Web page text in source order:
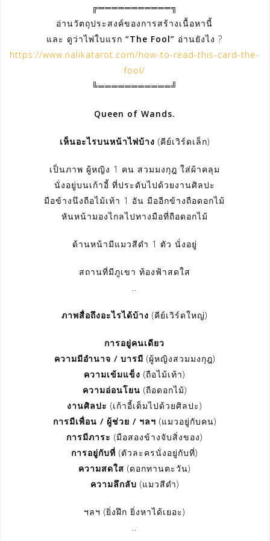
╔═══════════╗
อ่านวัตถุประสงค์ของการสร้างเนื้อหานี้
และ ดูว่าไพ่ใบแรก “The Fool” อ่านยังไง ?
https://www.nalikatarot.com/how-to-read-this-card-the-
fool/
╚═══════════╝
Queen of Wands.
เห็นอะไรบนหน้าไพ่บ้าง (คีย์เวิร์ดเล็ก)
เป็นภาพ ผู้หญิง 1 คน สวมมงกุฎ ใส่ผ้าคลุม
นั่งอยู่บนเก้าอี้ ที่ประดับไปด้วยงานศิลปะ
มือข้างนึงถือไม้เท้า 1 อัน มืออีกข้างถือดอกไม้
หันหน้ามองไกลไปทางมือที่ถือดอกไม้
ด้านหน้ามีแมวสีดำ 1 ตัว นั่งอยู่
สถานที่มีภูเขา ท้องฟ้าสดใส
ภาพสื่อถึงอะไรได้บ้าง (คีย์เวิร์ดใหญ่)
การอยู่คนเดียว
ความมีอำนาจ / บารมี (ผู้หญิงสวมมงกุฎ)
ความเข้มแข็ง (ถือไม้เท้า)
ความอ่อนโยน (ถือดอกไม้)
งานศิลปะ (เก้าอี้เต็มไปด้วยศิลปะ)
การมีเพื่อน / ผู้ช่วย / ฯลฯ (แมวอยู่กับคน)
การมีภาระ (มือสองข้างจับสิ่งของ)
การอยู่กับที่ (ตัวละครนั่งอยู่กับที่)
ความสดใส (ดอกทานตะวัน)
ความลึกลับ (แมวสีดำ)
ฯลฯ (ยิ่งฝึก ยิ่งหาได้เยอะ)